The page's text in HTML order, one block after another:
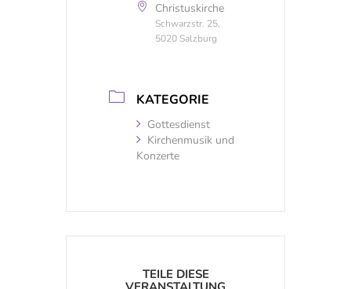
Christuskirche
Schwarzstr. 25,
5020 Salzburg
KATEGORIE
Gottesdienst
Kirchenmusik und
Konzerte
TEILE DIESE